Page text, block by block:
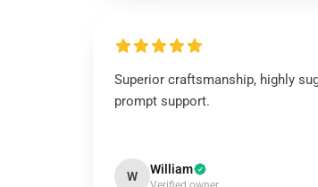
Superior craftsmanship, highly
prompt support.
W William